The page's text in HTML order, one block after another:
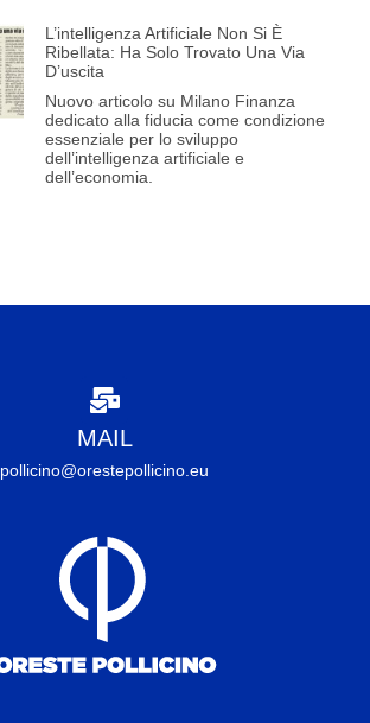
L’intelligenza Artificiale Non Si È
Ribellata: Ha Solo Trovato Una Via
D’uscita
Nuovo articolo su Milano Finanza
dedicato alla fiducia come condizione
essenziale per lo sviluppo
dell’intelligenza artificiale e
dell’economia.
MAIL
pollicino@orestepollicino.eu